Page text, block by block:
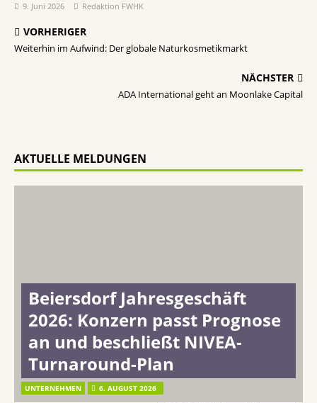
9. Juni 2026 Redaktion FWHK
VORHERIGER
Weiterhin im Aufwind: Der globale Naturkosmetikmarkt
NÄCHSTER
ADA International geht an Moonlake Capital
AKTUELLE MELDUNGEN
Beiersdorf Jahresgeschäft
2026: Konzern passt Prognose
an und beschließt NIVEA-
Turnaround-Plan
UNTERNEHMEN 6. AUGUST 2026